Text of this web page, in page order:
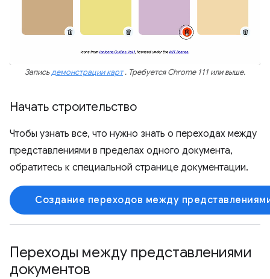
Записьдемонстрации карт. Требуется Chrome 111 или выше.
Начать строительство
Чтобы узнать все, что нужно знать о переходах между
представлениями в пределах одного документа,
обратитесь к специальной странице документации.
Создание переходов между
Переходы между представлениями
документов